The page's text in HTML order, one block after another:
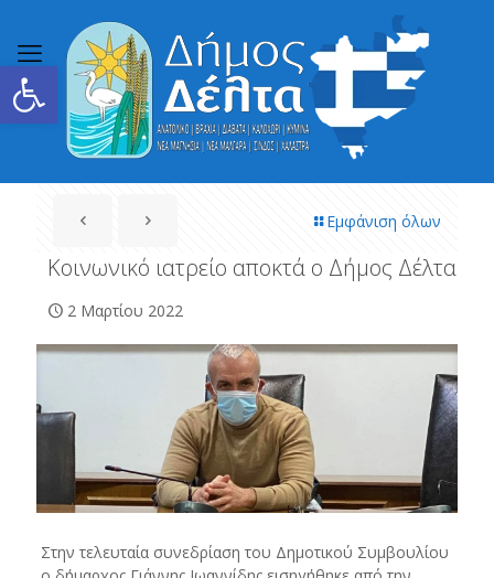
Ανοίξτε τη γραμμή εργαλείων
Εμφάνιση όλων
Κοινωνικό ιατρείο αποκτά ο Δήμος Δέλτα
2 Μαρτίου 2022
Στην τελευταία συνεδρίαση του Δημοτικού Συμβουλίου